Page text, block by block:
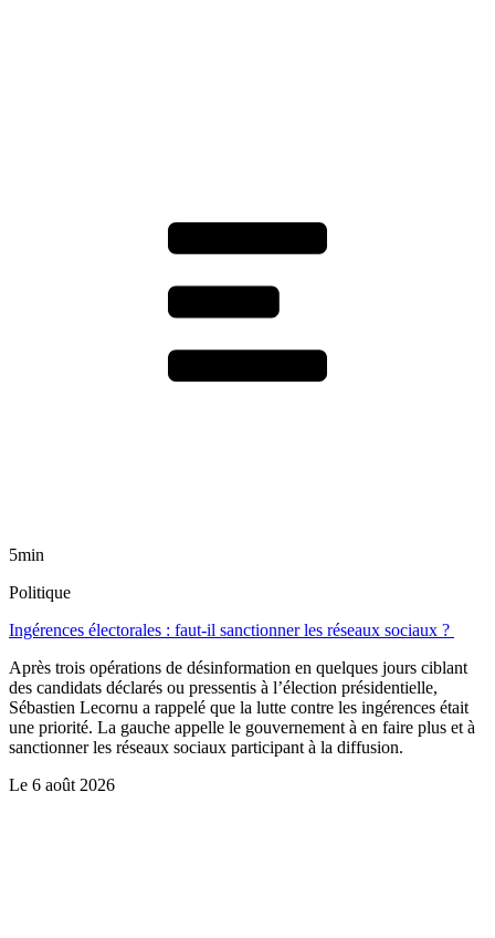
5min
Politique
Ingérences électorales : faut-il sanctionner les réseaux sociaux ?
Après trois opérations de désinformation en quelques jours ciblant
des candidats déclarés ou pressentis à l’élection présidentielle,
Sébastien Lecornu a rappelé que la lutte contre les ingérences était
une priorité. La gauche appelle le gouvernement à en faire plus et à
sanctionner les réseaux sociaux participant à la diffusion.
Le 6 août 2026